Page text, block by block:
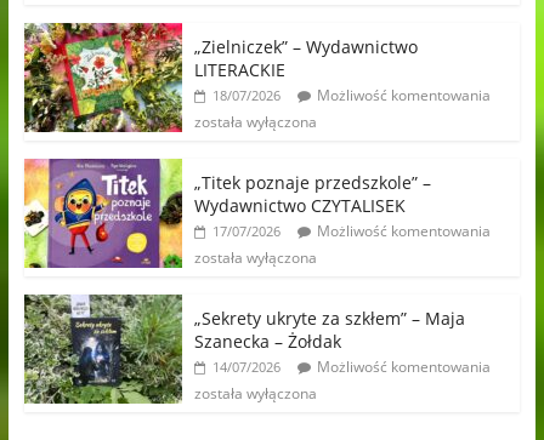
„Zielniczek” – Wydawnictwo
LITERACKIE
18/07/2026
Możliwość komentowania
została wyłączona
„Titek poznaje przedszkole” –
Wydawnictwo CZYTALISEK
17/07/2026
Możliwość komentowania
została wyłączona
„Sekrety ukryte za szkłem” – Maja
Szanecka – Żołdak
14/07/2026
Możliwość komentowania
została wyłączona